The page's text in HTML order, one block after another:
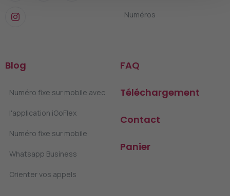
Numéros
Blog
Numéro fixe sur mobile avec
l'application iGoFlex
Numéro fixe sur mobile
Whatsapp Business
Orienter vos appels
FAQ
Téléchargement
Contact
Panier